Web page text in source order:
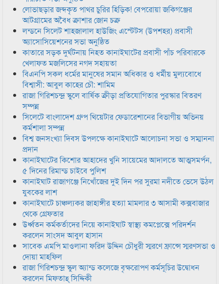
লোভাছড়ার জব্দকৃত পাথর চুরির হিড়িক! বেপরোয়া জকিগঞ্জের
আটগ্রামের অবৈধ ক্রাশার জোন চক্র
লন্ডনে সিলেট শাহজালাল হাউজিং এস্টেটস (উপশহর) প্রবাসী
অ্যাসোসিয়েশনের সভা অনুষ্ঠিত
কাতারে সড়ক দুর্ঘটনায় নিহত কানাইঘাটের প্রবাসী পাঁচ পরিবারকে
খেলাফত মজলিসের নগদ সহায়তা
বিএনপি সকল ধর্মের মানুষের সমান অধিকার ও ধর্মীয় মুল্যবোধে
বিশ্বাসী: আবুল কাহের চৌ: শামিম
রাজা গিরিশচন্দ্র স্কুলে বার্ষিক ক্রীড়া প্রতিযোগিতার পুরস্কার বিতরণ
সম্পন্ন
সিলেটে বাংলাদেশ গ্রুপ থিয়েটার ফেডারেশানের বিভাগীয় অভিনয়
কর্মশালা সম্পন্ন
বিশ্ব জনসংখ্যা দিবস উপলক্ষে কানাইঘাটে আলোচনা সভা ও সম্মাননা
প্রদান
কানাইঘাটের কিশোর আহাদের খুনি সায়েমের আদালতে আত্মসমর্পন,
৫ দিনের রিমান্ড চাইবে পুলিশ
কানাইঘাট রাজাগঞ্জে নিখোঁজের দুই দিন পর সুরমা নদীতে ভেসে উঠল
যুবকের লাশ
কানাইঘাটে চাঞ্চল্যকর জাহাঙ্গীর হত্যা মামলার ৩ আসামী কক্সবাজার
থেকে গ্রেফতার
উর্ধ্বতন কর্মকর্তাদের নিয়ে কানাইঘাট স্বাস্থ্য কমপ্লেক্সে পরিদর্শন
করলেন সাংসদ আবুল হাসান
সাবেক এমপি মাওলানা ফরিদ উদ্দিন চৌধুরী স্মরণে ফ্রান্সে স্মরণসভা ও
দোয়া মাহফিল
রাজা গিরিশচন্দ্র স্কুল অ্যান্ড কলেজে বৃক্ষরোপণ কর্মসূচির উদ্বোধন
করলেন মিফতাহ্ সিদ্দিকী